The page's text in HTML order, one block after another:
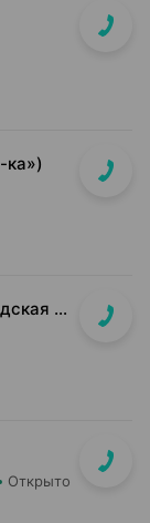
ка»)
ул. Бачило, д. 9, пом. 55 (УЗ «36-я городская п-ка»)
Открыто